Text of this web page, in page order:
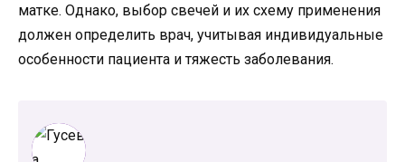
матке. Однако, выбор свечей и их схему применения
должен определить врач, учитывая индивидуальные
особенности пациента и тяжесть заболевания.